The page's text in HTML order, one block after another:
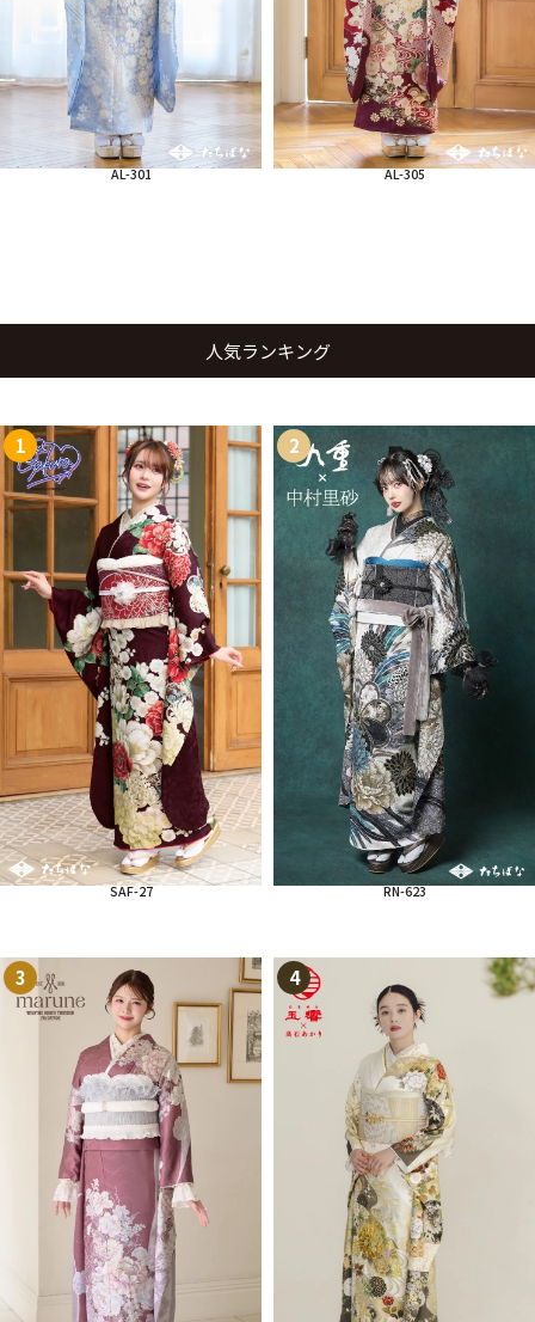
AL-301 AL-305
人気ランキング
SAF-27 RN-623